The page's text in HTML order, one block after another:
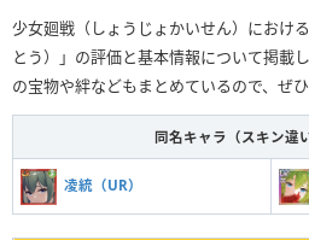
少女廻戦（しょうじょかいせん）におけ
とう）」の評価と基本情報について掲載
の宝物や絆などもまとめているので、ぜ
同名キャラ（スキン違
凌統（UR）